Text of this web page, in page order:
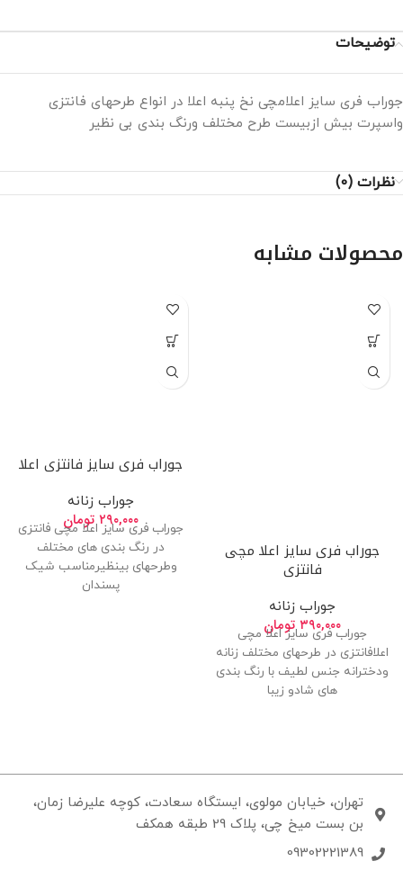
توضیحات
جوراب فری سایز اعلامچی نخ پنبه اعلا در انواع طرحهای فانتزی
واسپرت بیش ازبیست طرح مختلف ورنگ بندی بی نظیر
نظرات (0)
محصولات مشابه
جوراب فری سایز اعلا مچی
فانتزی
جوراب زنانه
۳۹۰,۰۰۰ تومان
جوراب فری سایز اعلا مچی
اعلافانتزی در طرحهای مختلف زنانه
ودخترانه جنس لطیف با رنگ بندی
های شادو زیبا
جوراب فری سایز فانتزی اعلا
جوراب زنانه
۲۹۰,۰۰۰ تومان
جوراب فری سایز اعلا مچی فانتزی
در رنگ بندی های مختلف
وطرحهای بینظیرمناسب شیک
پسندان
تهران، خیابان مولوی، ایستگاه سعادت، کوچه علیرضا زمان،
بن بست میخ چی، پلاک 29 طبقه همکف
09302221389